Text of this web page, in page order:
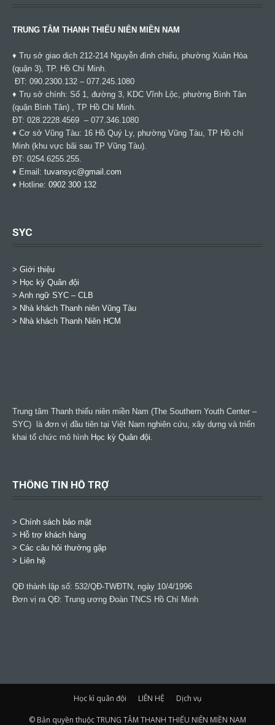
TRUNG TÂM THANH THIẾU NIÊN MIỀN NAM
♦ Trụ sở giao dịch 212-214 Nguyễn đình chiểu, phường Xuân Hòa
(quận 3), TP. Hồ Chí Minh.
ĐT: 090.2300.132 – 077.245.1080
♦ Trụ sở chính: Số 1, đường 3, KDC Vĩnh Lộc, phường Bình Tân
(quận Bình Tân) , TP Hồ Chí Minh.
ĐT: 028.2228.4569 – 077.346.1080
♦ Cơ sở Vũng Tàu: 16 Hồ Quý Ly, phường Vũng Tàu, TP Hồ chí
Minh (khu vực bãi sau TP Vũng Tàu).
ĐT: 0254.6255.255.
♦ Email: tuvansyc@gmail.com
♦ Hotline: 0902 300 132
SYC
> Giới thiệu
> Học kỳ Quân đội
> Anh ngữ SYC – CLB
> Nhà khách Thanh niên Vũng Tàu
> Nhà khách Thanh Niên HCM
Trung tâm Thanh thiếu niên miền Nam (The Southern Youth Center –
SYC) là đơn vị đầu tiên tại Việt Nam nghiên cứu, xây dựng và triển
khai tổ chức mô hình Học kỳ Quân đội.
THÔNG TIN HỖ TRỢ
> Chính sách bảo mật
> Hỗ trợ khách hàng
> Các câu hỏi thường gặp
> Liên hệ
QĐ thành lập số: 532/QĐ-TWĐTN, ngày 10/4/1996
Đơn vị ra QĐ: Trung ương Đoàn TNCS Hồ Chí Minh
Học kì quân đội LIÊN HỆ Dịch vụ
© Bản quyền thuộc TRUNG TÂM THANH THIẾU NIÊN MIỀN NAM